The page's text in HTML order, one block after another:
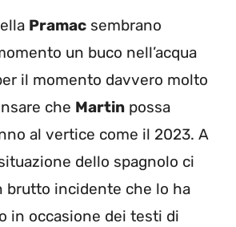
Pramac sembrano
un buco nell’acqua
il momento davvero molto
che Martin possa
al vertice come il 2023. A
dello spagnolo ci
brutto incidente che lo ha
in occasione dei testi di